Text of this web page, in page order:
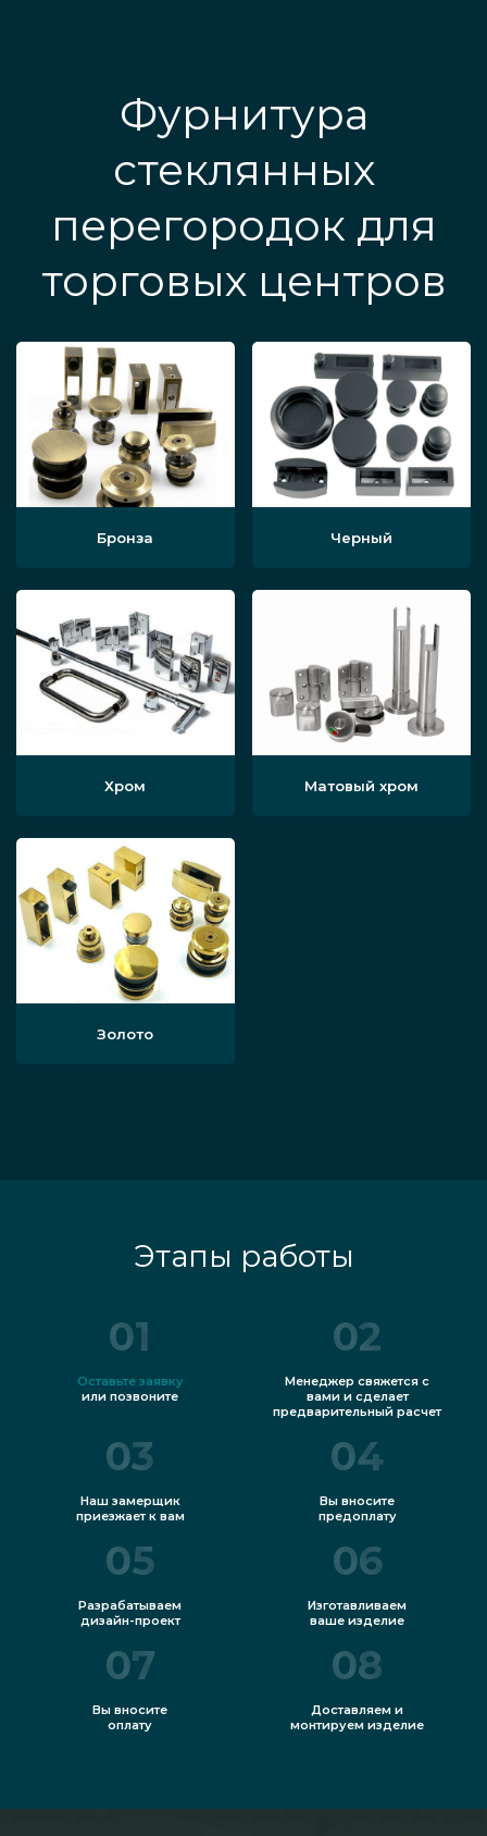
Фурнитура
стеклянных
перегородок для
торговых центров
Бронза Черный
Хром Матовый хром
Золото
Этапы работы
01
Оставьте заявку
или позвоните
02
Менеджер свяжется с
вами и сделает
предварительный расчет
03
Наш замерщик
приезжает к вам
04
Вы вносите
предоплату
05
Разрабатываем
дизайн-проект
06
Изготавливаем
ваше изделие
07
Вы вносите
оплату
08
Доставляем и
монтируем изделие